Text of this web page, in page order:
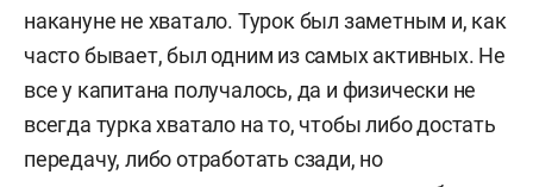
накануне не хватало. Турок был заметным и, как
часто бывает, был одним из самых активных. Не
все у капитана получалось, да и физически не
всегда турка хватало на то, чтобы либо достать
передачу, либо отработать сзади, но